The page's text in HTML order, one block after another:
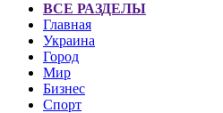
ВСЕ РАЗДЕЛЫ
Главная
Украина
Город
Мир
Бизнес
Спорт